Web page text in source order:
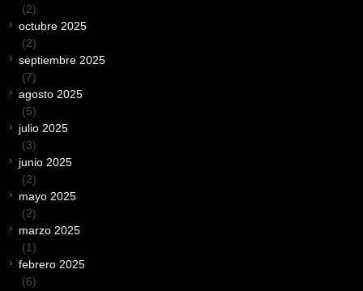
(2)
octubre 2025
(2)
septiembre 2025
(7)
agosto 2025
(5)
julio 2025
(3)
junio 2025
(2)
mayo 2025
(2)
marzo 2025
(1)
febrero 2025
(6)